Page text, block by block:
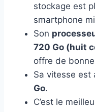
stockage est
smartphone
Son
720 Go (huit
offre de
Sa vitesse est
Go.
C’est le